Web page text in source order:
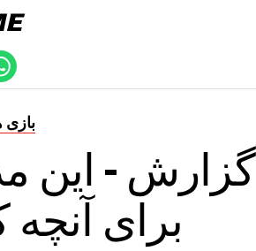
بازی
گزارش - این
برای